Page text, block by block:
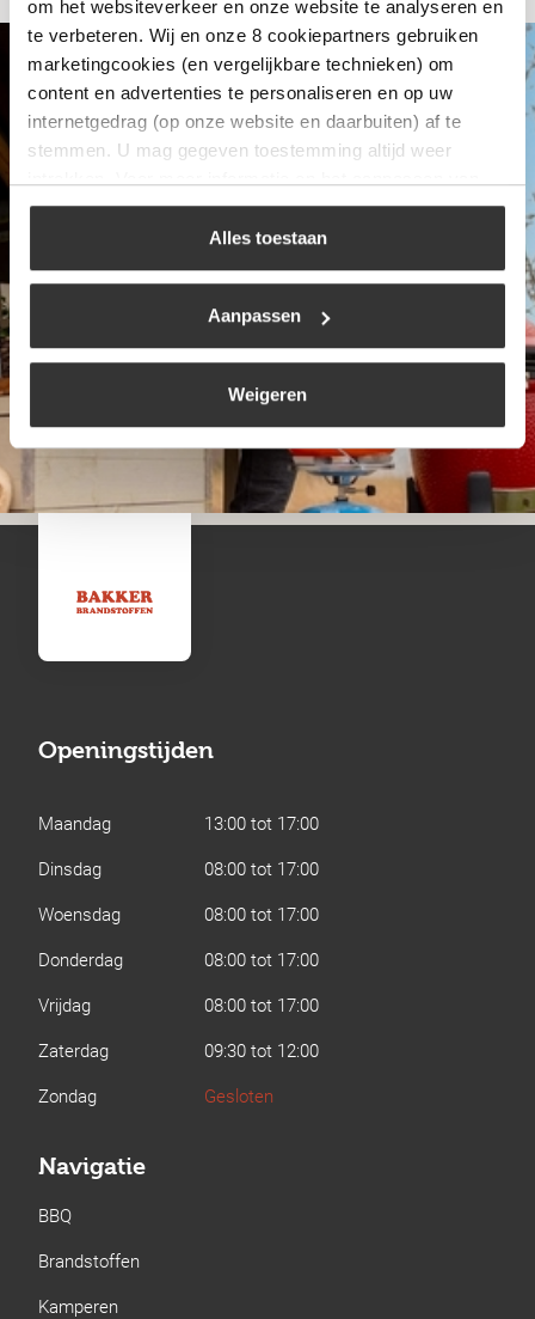
om het websiteverkeer en onze website te analyseren en
te verbeteren. Wij en onze 8 cookiepartners gebruiken
marketingcookies (en vergelijkbare technieken) om
content en advertenties te personaliseren en op uw
internetgedrag (op onze website en daarbuiten) af te
stemmen. U mag gegeven toestemming altijd weer
uw keuze op onze website verwijzen wij u naar ons
Alles toestaan
Aanpassen
Weigeren
Openingstijden
Maandag
13:00 tot 17:00
Dinsdag
08:00 tot 17:00
Woensdag
08:00 tot 17:00
Donderdag
08:00 tot 17:00
Vrijdag
08:00 tot 17:00
Zaterdag
09:30 tot 12:00
Zondag
Gesloten
Navigatie
BBQ
Brandstoffen
Kamperen